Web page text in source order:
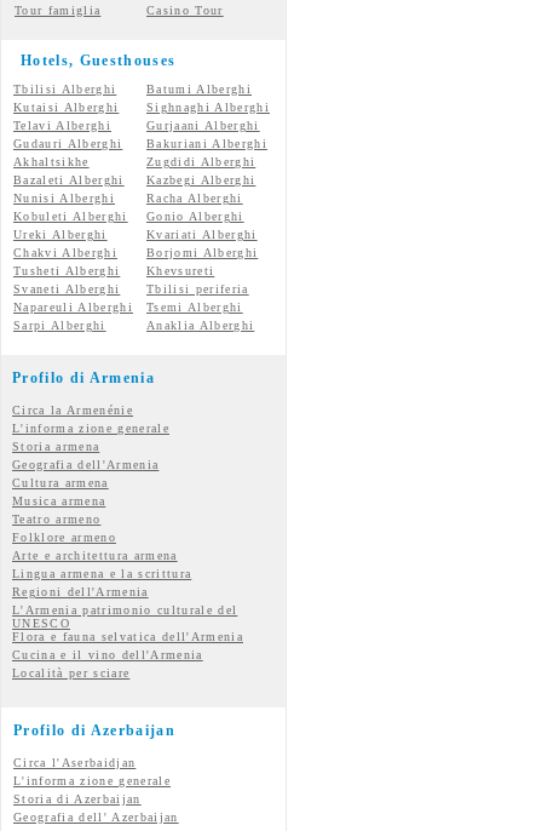
Tour famiglia
Casino Tour
Hotels, Guesthouses
Tbilisi Alberghi
Batumi Alberghi
Kutaisi Alberghi
Sighnaghi Alberghi
Telavi Alberghi
Gurjaani Alberghi
Gudauri Alberghi
Bakuriani Alberghi
Akhaltsikhe
Zugdidi Alberghi
Bazaleti Alberghi
Kazbegi Alberghi
Nunisi Alberghi
Racha Alberghi
Kobuleti Alberghi
Gonio Alberghi
Ureki Alberghi
Kvariati Alberghi
Chakvi Alberghi
Borjomi Alberghi
Tusheti Alberghi
Khevsureti
Svaneti Alberghi
Tbilisi periferia
Napareuli Alberghi
Tsemi Alberghi
Sarpi Alberghi
Anaklia Alberghi
Profilo di Armenia
Circa la Armenénie
L'informa zione generale
Storia armena
Geografia dell'Armenia
Cultura armena
Musica armena
Teatro armeno
Folklore armeno
Arte e architettura armena
Lingua armena e la scrittura
Regioni dell'Armenia
L'Armenia patrimonio culturale del
UNESCO
Flora e fauna selvatica dell'Armenia
Cucina e il vino dell'Armenia
Località per sciare
Profilo di Azerbaijan
Circa l'Aserbaidjan
L'informa zione generale
Storia di Azerbaijan
Geografia dell' Azerbaijan